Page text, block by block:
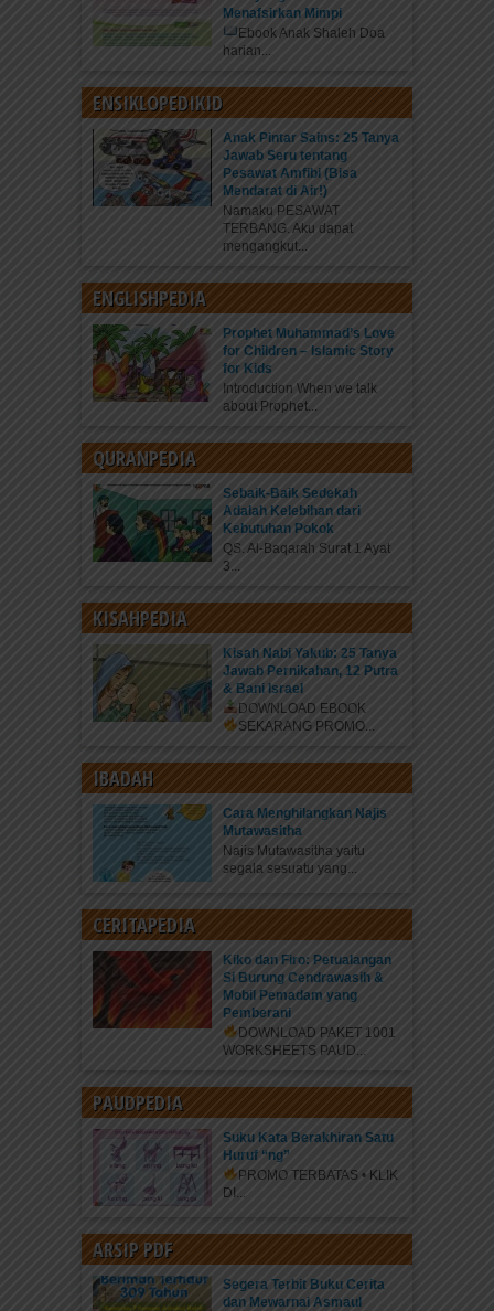
Menafsirkan Mimpi
Ebook Anak Shaleh Doa
harian...
ENSIKLOPEDIKID
Anak Pintar Sains: 25 Tanya
Jawab Seru tentang
Pesawat Amfibi (Bisa
Mendarat di Air!)
Namaku PESAWAT
TERBANG. Aku dapat
mengangkut...
ENGLISHPEDIA
Prophet Muhammad’s Love
for Children – Islamic Story
for Kids
Introduction When we talk
about Prophet...
QURANPEDIA
Sebaik-Baik Sedekah
Adalah Kelebihan dari
Kebutuhan Pokok
QS. Al-Baqarah Surat 1 Ayat
3...
KISAHPEDIA
Kisah Nabi Yakub: 25 Tanya
Jawab Pernikahan, 12 Putra
& Bani Israel
DOWNLOAD EBOOK
SEKARANG PROMO...
IBADAH
Cara Menghilangkan Najis
Mutawasitha
Najis Mutawasitha yaitu
segala sesuatu yang...
CERITAPEDIA
Kiko dan Firo: Petualangan
Si Burung Cendrawasih &
Mobil Pemadam yang
Pemberani
DOWNLOAD PAKET 1001
WORKSHEETS PAUD...
PAUDPEDIA
Suku Kata Berakhiran Satu
Huruf “ng”
PROMO TERBATAS • KLIK
DI...
ARSIP PDF
Segera Terbit Buku Cerita
dan Mewarnai Asmaul